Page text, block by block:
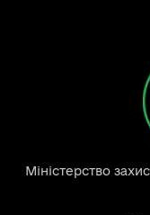
Міністерство